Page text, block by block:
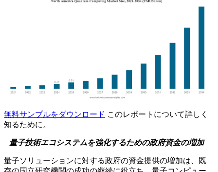
無料サンプルをダウンロード このレポートについて詳しく
知るために。
量子技術エコシステムを強化するための政府資金の増加
量子ソリューションに対する政府の資金提供の増加は、既